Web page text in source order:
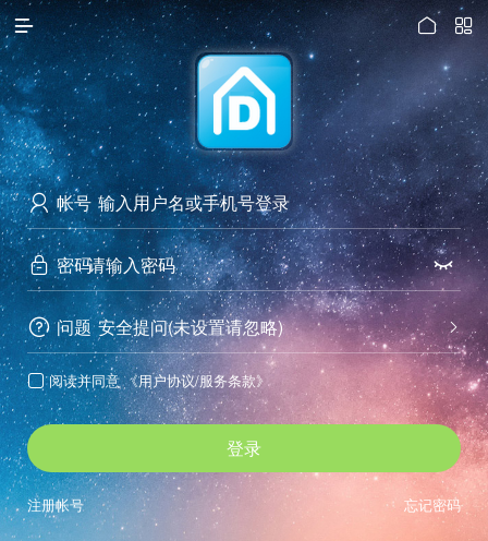

访问电脑版
 

 帐号
 密码 
 问题 
安全提问(未设置请忽略)
 阅读并同意 《用户协议/服务条款》
登录
忘记密码
注册帐号